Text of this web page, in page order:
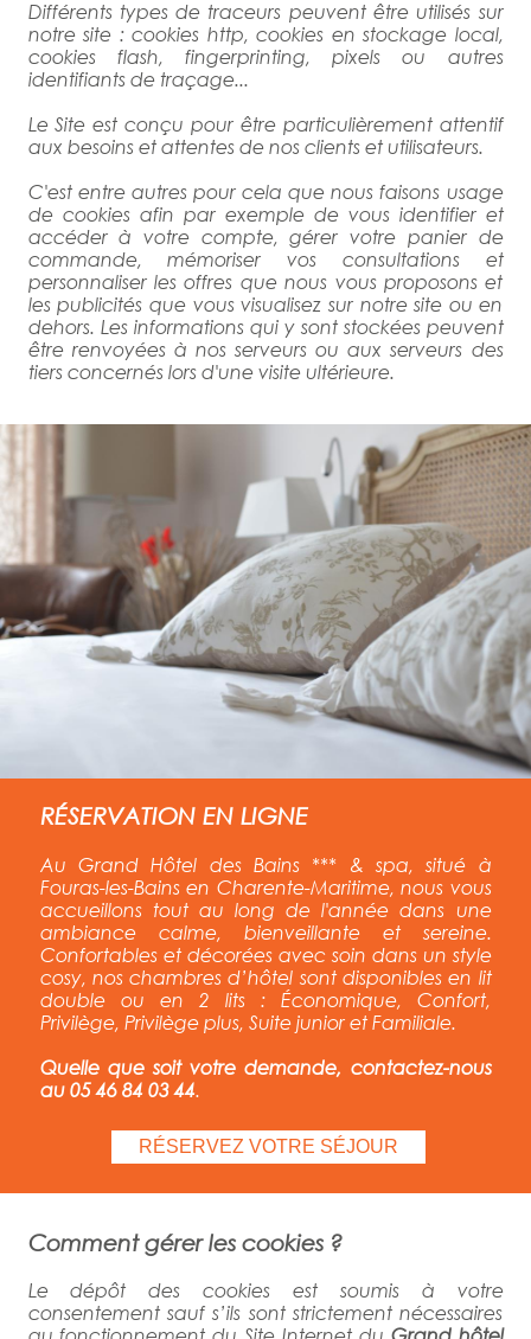
Différents types de traceurs peuvent être utilisés sur
notre site : cookies http, cookies en stockage local,
cookies flash, fingerprinting, pixels ou autres
identifiants de traçage...
Le Site est conçu pour être particulièrement attentif
aux besoins et attentes de nos clients et utilisateurs.
C'est entre autres pour cela que nous faisons usage
de cookies afin par exemple de vous identifier et
accéder à votre compte, gérer votre panier de
commande, mémoriser vos consultations et
personnaliser les offres que nous vous proposons et
les publicités que vous visualisez sur notre site ou en
dehors. Les informations qui y sont stockées peuvent
être renvoyées à nos serveurs ou aux serveurs des
tiers concernés lors d'une visite ultérieure.
RÉSERVATION EN LIGNE
Au Grand Hôtel des Bains *** & spa, situé à
Fouras-les-Bains en Charente-Maritime, nous vous
accueillons tout au long de l'annéedans une
ambiance calme, bienveillante et sereine.
Confortables et décorées avec soin dans un style
cosy, nos chambres d’hôtel sont disponibles en lit
double ou en 2 lits : Économique, Confort,
Privilège, Privilège plus, Suite junior et Familiale.
Quelle que soit votre demande, contactez-nous
au 05 46 84 03 44.
RÉSERVEZ VOTRE SÉJOUR
Comment gérer les cookies ?
Le dépôt des cookies est soumis à votre
consentement sauf s’ils sont strictement nécessaires